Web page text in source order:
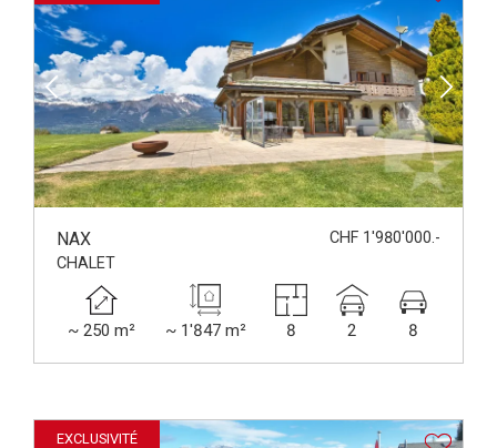
NAX
CHF 1'980'000.-
CHALET
~ 250 m² ~ 1'847 m² 8 2 8
EXCLUSIVITÉ